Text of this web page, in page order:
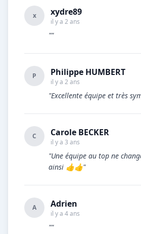
x xydre89
il y a 2 ans
""
P Philippe HUMBERT
il y a 2 ans
"Excellente équipe et très
C Carole BECKER
il y a 3 ans
"Une équipe au top ne
ainsi 👍👍"
A Adrien
il y a 4 ans
""